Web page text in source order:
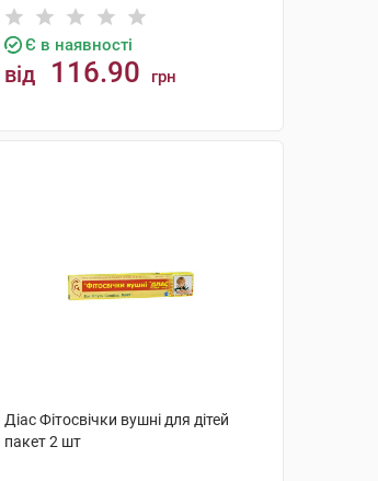
Є в наявності
від 116.90 грн
Діас Фітосвічки вушні для дітей
пакет 2 шт